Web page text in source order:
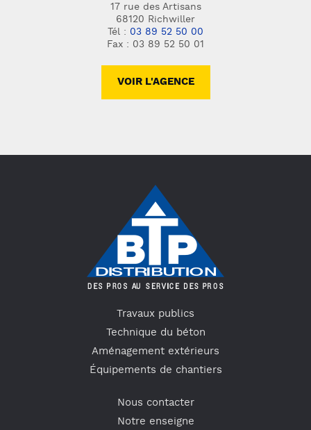
17 rue des Artisans
68120 Richwiller
Tél : 03 89 52 50 00
Fax : 03 89 52 50 01
VOIR L'AGENCE
Travaux publics
Technique du béton
Aménagement extérieurs
Équipements de chantiers
Nous contacter
Notre enseigne